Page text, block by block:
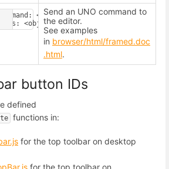
Command: <string> Send an UNO command to
the editor.
See examples
in browser/html/framed.doc
.html.
button IDs
defined
functions in:
for the top toolbar on desktop
for the top toolbar on